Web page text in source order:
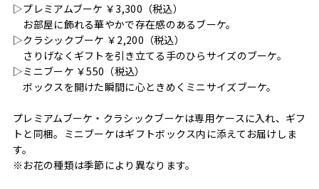
▷プレミアムブーケ ￥3,300（税込）
お部屋に飾れる華やかで存在感のあるブーケ。
▷クラシックブーケ ￥2,200（税込）
さりげなくギフトを引き立てる手のひらサイズのブーケ。
▷ミニブーケ ￥550（税込）
ボックスを開けた瞬間に心ときめくミニサイズブーケ。
プレミアムブーケ・クラシックブーケは専用ケースに入れ、ギフ
トと同梱。ミニブーケはギフトボックス内に添えてお届けしま
す。
※お花の種類は季節により異なります。